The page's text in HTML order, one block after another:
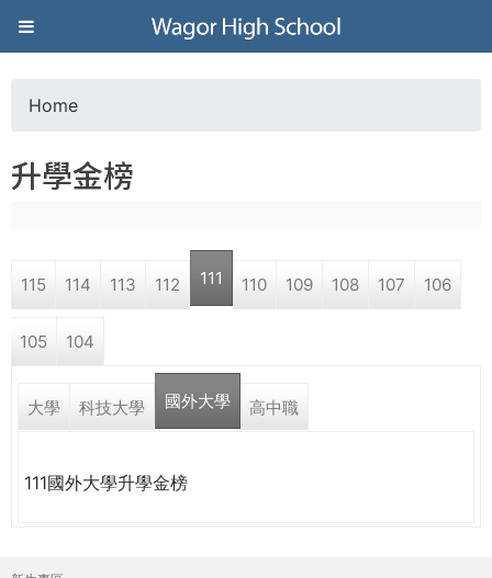
Jump to navigation
葳
格
高
學
o
a
r
e
r
Home
升學金榜
115 114 113 112 111 110 109 108 107 106
105 104
大學 科技大學 國外大學 高中職
111國外大學升學金榜